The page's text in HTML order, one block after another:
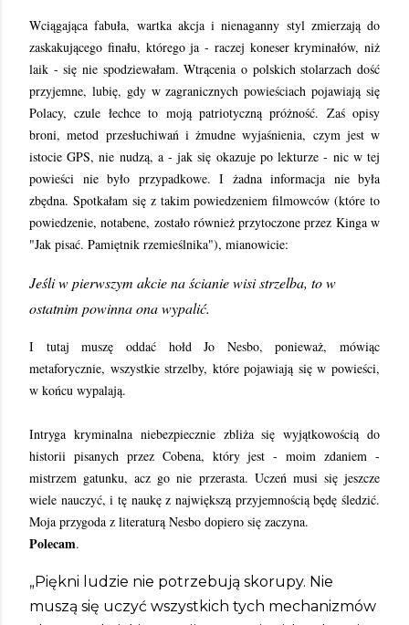
Wciągająca fabuła, wartka akcja i nienaganny styl zmierzają do
zaskakującego finału, którego ja - raczej koneser kryminałów, niż
laik - się nie spodziewałam. Wtrącenia o polskich stolarzach dość
przyjemne, lubię, gdy w zagranicznych powieściach pojawiają się
Polacy, czule łechce to moją patriotyczną próżność. Zaś opisy
broni, metod przesłuchiwań i żmudne wyjaśnienia, czym jest w
istocie GPS, nie nudzą, a - jak się okazuje po lekturze - nic w tej
powieści nie było przypadkowe. I żadna informacja nie była
zbędna. Spotkałam się z takim powiedzeniem filmowców (które to
powiedzenie, notabene, zostało również przytoczone przez Kinga w
"Jak pisać. Pamiętnik rzemieślnika"), mianowicie:
Jeśli w pierwszym akcie na ścianie wisi strzelba, to w
ostatnim powinna ona wypalić.
I tutaj muszę oddać hołd Jo Nesbo, ponieważ, mówiąc
metaforycznie, wszystkie strzelby, które pojawiają się w powieści,
w końcu wypalają.
Intryga kryminalna niebezpiecznie zbliża się wyjątkowością do
historii pisanych przez Cobena, który jest - moim zdaniem -
mistrzem gatunku, acz go nie przerasta. Uczeń musi się jeszcze
wiele nauczyć, i tę naukę z największą przyjemnością będę śledzić.
Moja przygoda z literaturą Nesbo dopiero się zaczyna.
Polecam.
„Piękni ludzie nie potrzebują skorupy. Nie
muszą się uczyć wszystkich tych mechanizmów